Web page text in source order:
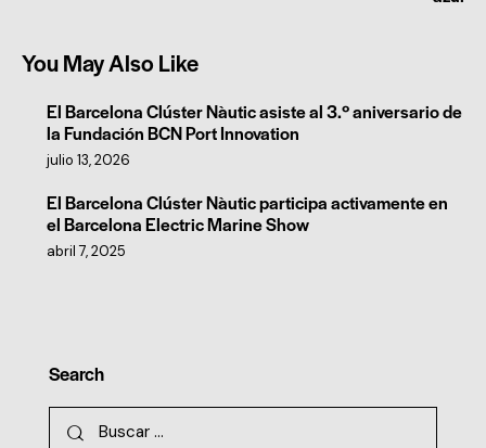
You May Also Like
El Barcelona Clúster Nàutic asiste al 3.º aniversario de
la Fundación BCN Port Innovation
julio 13, 2026
El Barcelona Clúster Nàutic participa activamente en
el Barcelona Electric Marine Show
abril 7, 2025
Search